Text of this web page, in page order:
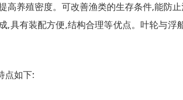
养殖密度。可改善渔类的生存条件,能防
具有装配方便,结构合理等优点。叶轮与
点如下: